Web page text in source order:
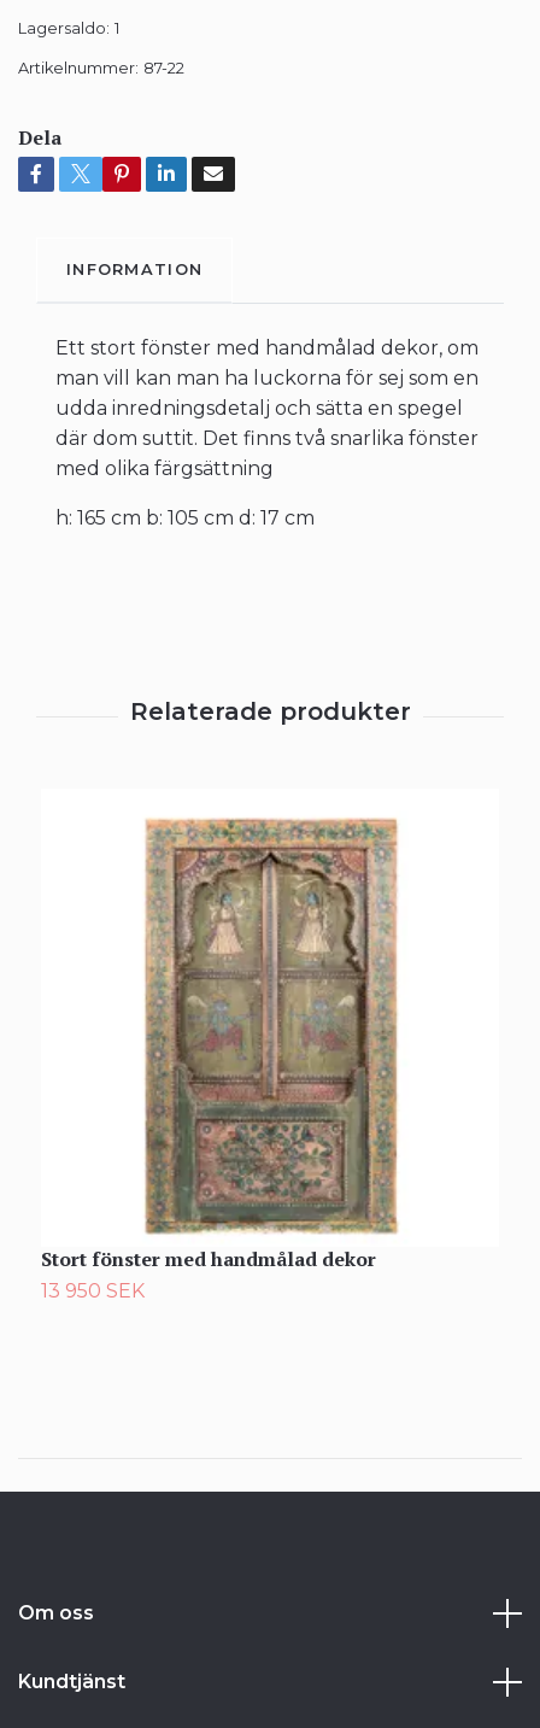
Lagersaldo: 1
Artikelnummer: 87-22
Dela
INFORMATION
Ett stort fönster med handmålad dekor, om
man vill kan man ha luckorna för sej som en
udda inredningsdetalj och sätta en spegel
där dom suttit. Det finns två snarlika fönster
med olika färgsättning
h: 165 cm b: 105 cm d: 17 cm
Stort fönster med handmålad dekor
13 950 SEK
Om oss
Kundtjänst